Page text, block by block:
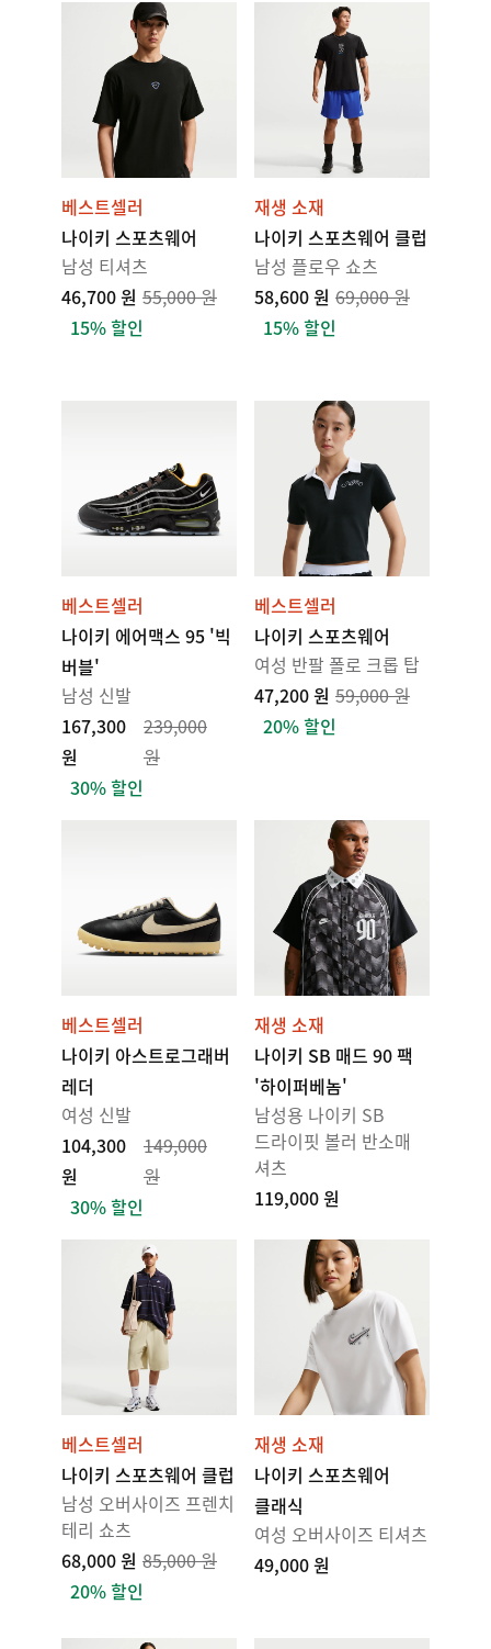
베스트셀러
나이키 스포츠웨어
남성 티셔츠
46,700 원 55,000 원
15% 할인
재생 소재
나이키 스포츠웨어 클럽
남성 플로우 쇼츠
58,600 원 69,000 원
15% 할인
베스트셀러
나이키 에어맥스 95 '빅
버블'
남성 신발
167,300
원
239,000
원
30% 할인
베스트셀러
나이키 스포츠웨어
여성 반팔 폴로 크롭 탑
47,200 원 59,000 원
20% 할인
베스트셀러
나이키 아스트로그래버
레더
여성 신발
104,300
원
149,000
원
30% 할인
재생 소재
나이키 SB 매드 90 팩
'하이퍼베놈'
남성용 나이키 SB
드라이핏 볼러 반소매
셔츠
119,000 원
베스트셀러
나이키 스포츠웨어 클럽
남성 오버사이즈 프렌치
테리 쇼츠
68,000 원 85,000 원
20% 할인
재생 소재
나이키 스포츠웨어
클래식
여성 오버사이즈 티셔츠
49,000 원